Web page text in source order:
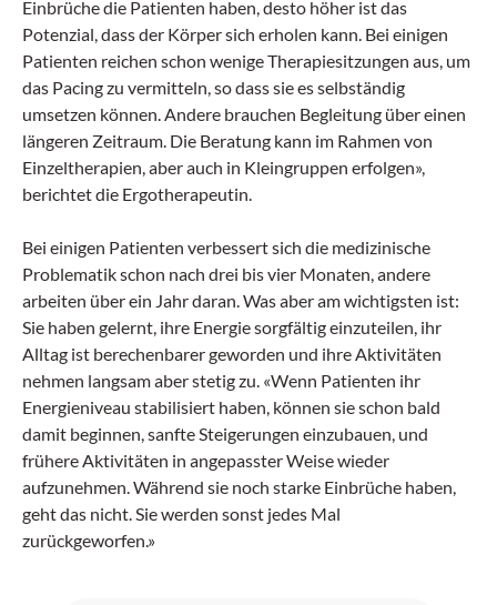
Einbrüche die Patienten haben, desto höher ist das
Potenzial, dass der Körper sich erholen kann. Bei einigen
Patienten reichen schon wenige Therapiesitzungen aus, um
das Pacing zu vermitteln, so dass sie es selbständig
umsetzen können. Andere brauchen Begleitung über einen
längeren Zeitraum. Die Beratung kann im Rahmen von
Einzeltherapien, aber auch in Kleingruppen erfolgen»,
berichtet die Ergotherapeutin.
Bei einigen Patienten verbessert sich die medizinische
Problematik schon nach drei bis vier Monaten, andere
arbeiten über ein Jahr daran. Was aber am wichtigsten ist:
Sie haben gelernt, ihre Energie sorgfältig einzuteilen, ihr
Alltag ist berechenbarer geworden und ihre Aktivitäten
nehmen langsam aber stetig zu. «Wenn Patienten ihr
Energieniveau stabilisiert haben, können sie schon bald
damit beginnen, sanfte Steigerungen einzubauen, und
frühere Aktivitäten in angepasster Weise wieder
aufzunehmen. Während sie noch starke Einbrüche haben,
geht das nicht. Sie werden sonst jedes Mal
zurückgeworfen.»